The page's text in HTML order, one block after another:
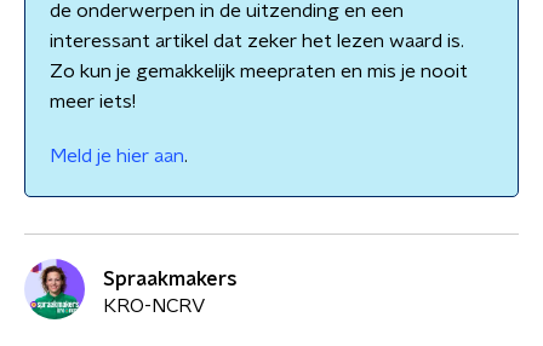
de onderwerpen in de uitzending en een
interessant artikel dat zeker het lezen waard is.
Zo kun je gemakkelijk meepraten en mis je nooit
meer iets!
Meld je hier aan.
Spraakmakers
KRO-NCRV